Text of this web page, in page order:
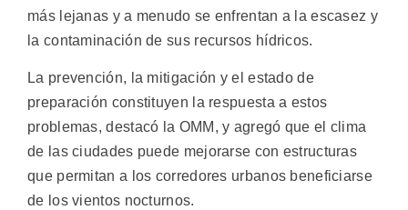
más lejanas y a menudo se enfrentan a la escasez y
la contaminación de sus recursos hídricos.
La prevención, la mitigación y el estado de
preparación constituyen la respuesta a estos
problemas, destacó la OMM, y agregó que el clima
de las ciudades puede mejorarse con estructuras
que permitan a los corredores urbanos beneficiarse
de los vientos nocturnos.